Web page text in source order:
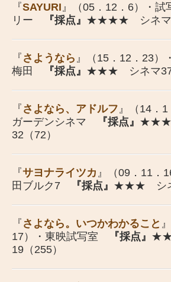
『SAYURI 』（05．12．6）・試
リー
『採点』 ★★★★ シネマ9
『 さようなら 』（15．12．23）
梅田
『採点』 ★★★ シネマ37
『 さよなら、アドルフ 』（14．
ガーデンシネマ
『採点』
32（72）
『サヨナライツカ 』（09．11．
田ブルク7
『採点』 ★★★ シネ
『 さよなら。いつかわかること
17）・東映試写室
『採点』
19（255）